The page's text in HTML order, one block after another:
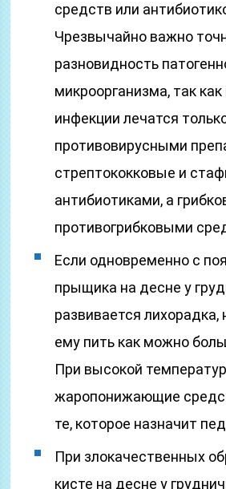
средств или
Чрезвычайно важно
разновидность
микроорганизма, так
инфекции лечатся
противовирусными
стрептококковые и
антибиотиками, а
противогрибковыми
Если одновременно с
прыщика на десне у
развивается
ему пить как можно
При высокой
жаропонижающие
те, которое назначит
При злокачественных
кисте на десне у